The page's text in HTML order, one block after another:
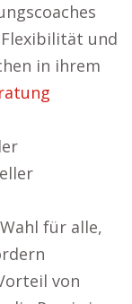
und
in ihrem
für alle,
von